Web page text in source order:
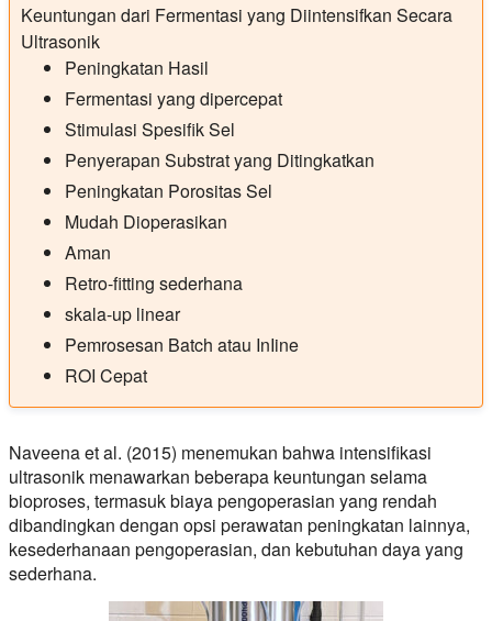
Keuntungan dari Fermentasi yang Diintensifkan Secara
Ultrasonik
Peningkatan Hasil
Fermentasi yang dipercepat
Stimulasi Spesifik Sel
Penyerapan Substrat yang Ditingkatkan
Peningkatan Porositas Sel
Mudah Dioperasikan
Aman
Retro-fitting sederhana
skala-up linear
Pemrosesan Batch atau InIine
ROI Cepat
Naveena et al. (2015) menemukan bahwa intensifikasi
ultrasonik menawarkan beberapa keuntungan selama
bioproses, termasuk biaya pengoperasian yang rendah
dibandingkan dengan opsi perawatan peningkatan lainnya,
kesederhanaan pengoperasian, dan kebutuhan daya yang
sederhana.